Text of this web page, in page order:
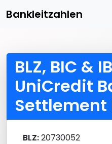
Bankleitzahlen
BLZ, BIC &
UniCredit
Settlement
BLZ:20730052